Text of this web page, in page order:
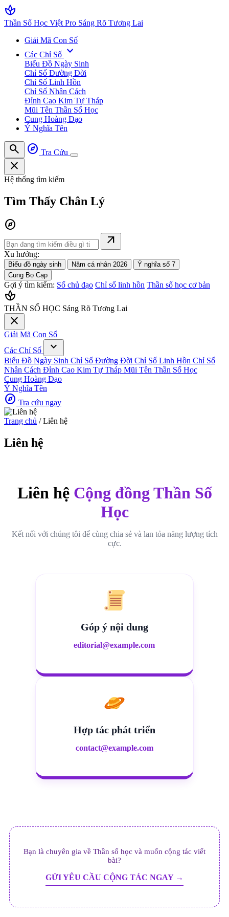
spa
Thần Số Học Việt Pro Sáng Rõ Tương Lai
Giải Mã Con Số
Các Chỉ Số expand_more
Biểu Đồ Ngày Sinh
Chỉ Số Đường Đời
Chỉ Số Linh Hồn
Chỉ Số Nhân Cách
Đỉnh Cao Kim Tự Tháp
Mũi Tên Thần Số Học
Cung Hoàng Đạo
Ý Nghĩa Tên
search explore Tra Cứu
close
Hệ thống tìm kiếm
Tìm Thấy Chân Lý
explore
arrow_outward
Xu hướng:
Biểu đồ ngày sinh Năm cá nhân 2026
Ý nghĩa số 7
Cung Bọ Cạp
Gợi ý tìm kiếm: Số chủ đạo Chỉ số linh hồn Thần số học cơ bản
spa
THẦN SỐ HỌC Sáng Rõ Tương Lai
close
Giải Mã Con Số
Các Chỉ Số
expand_more
Biểu Đồ Ngày Sinh Chỉ Số Đường Đời Chỉ Số Linh Hồn Chỉ Số
Nhân Cách Đỉnh Cao Kim Tự Tháp Mũi Tên Thần Số Học
Cung Hoàng Đạo
Ý Nghĩa Tên
explore Tra cứu ngay
Trang chủ / Liên hệ
Liên hệ
Liên hệ Cộng đồng Thần Số
Học
Kết nối với chúng tôi để cùng chia sẻ và lan tỏa năng lượng tích
cực.
Góp ý nội dung
editorial@example.com
Hợp tác phát triển
contact@example.com
Bạn là chuyên gia về Thần số học và muốn cộng tác viết
bài?
GỬI YÊU CẦU CỘNG TÁC NGAY →